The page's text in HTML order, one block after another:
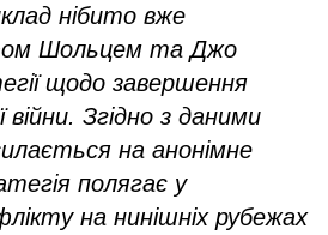
нібито вже
Шольцем та Джо
щодо завершення
війни. Згідно з даними
на анонімне
полягає у
на нинішніх рубежах